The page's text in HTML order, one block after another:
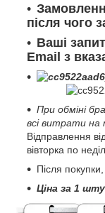
після чого
Ваші
Email з
При обміні
всі витрати на
Відправлення
вівторка по
Після
Ціна за 1